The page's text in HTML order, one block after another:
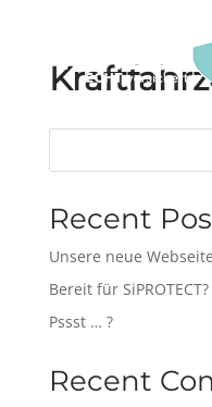
Recent
Unsere neue
Bereit für SiPROTECT?
Pssst … ?
Recent